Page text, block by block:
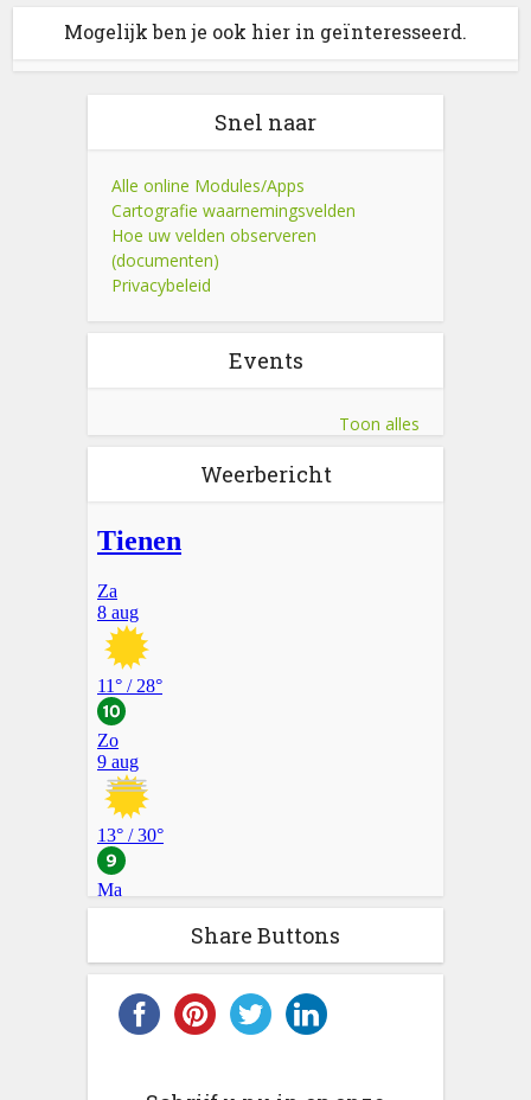
Mogelijk ben je ook hier in geïnteresseerd.
Snel naar
Alle online Modules/Apps
Cartografie waarnemingsvelden
Hoe uw velden observeren
(documenten)
Privacybeleid
Events
Toon alles
Weerbericht
Share Buttons